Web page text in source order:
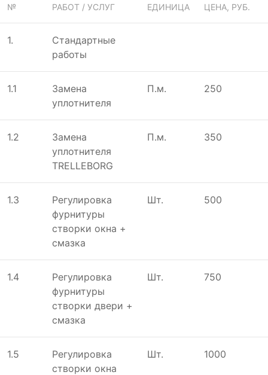
№
РАБОТ / УСЛУГ
ЕДИНИЦА ЦЕНА, РУБ.
1.
Стандартныe
работы
1.1
Замена
уплотнителя
П.м. 250
1.2
Замена
уплотнителя
TRELLEBORG
П.м. 350
1.3
Регулировка
фурнитуры
створки окна +
смазка
Шт. 500
1.4
Регулировка
фурнитуры
створки двери +
смазка
Шт. 750
1.5
Регулировка
створки окна
Шт. 1000